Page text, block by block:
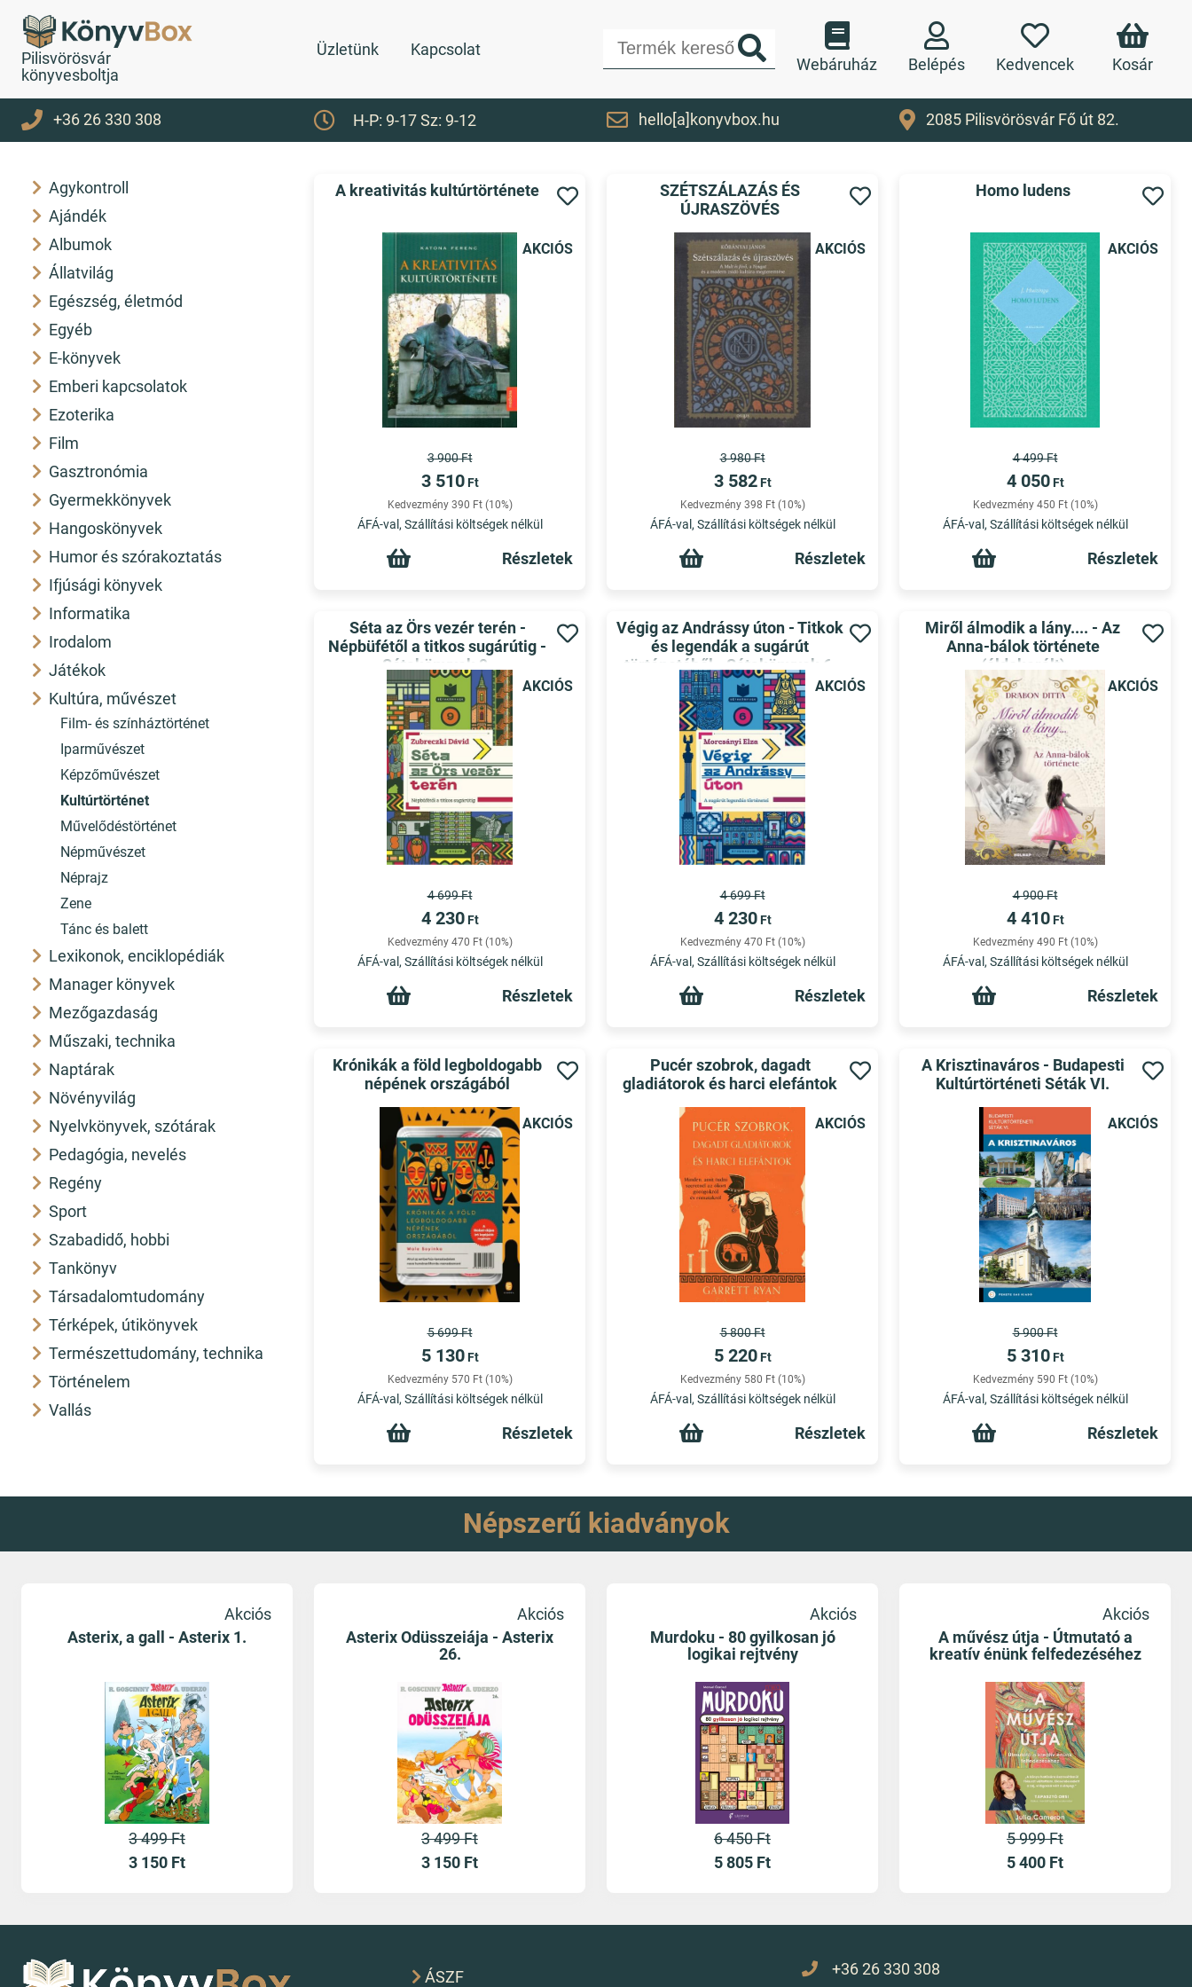
Pilisvörösvár
könyvesboltja
Üzletünk
Kapcsolat
Webáruház
Belépés Kedvencek Kosár
+36 26 330 308 H-P: 9-17 Sz: 9-12 hello[a]konyvbox.hu 2085 Pilisvörösvár Fő út 82.
Agykontroll
Ajándék
Albumok
Állatvilág
Egészség, életmód
Egyéb
E-könyvek
Emberi kapcsolatok
Ezoterika
Film
Gasztronómia
Gyermekkönyvek
Hangoskönyvek
Humor és szórakoztatás
Ifjúsági könyvek
Informatika
Irodalom
Játékok
Kultúra, művészet
Film- és színháztörténet
Iparművészet
Képzőművészet
Kultúrtörténet
Művelődéstörténet
Népművészet
Néprajz
Zene
Tánc és balett
Lexikonok, enciklopédiák
Manager könyvek
Mezőgazdaság
Műszaki, technika
Naptárak
Növényvilág
Nyelvkönyvek, szótárak
Pedagógia, nevelés
Regény
Sport
Szabadidő, hobbi
Tankönyv
Társadalomtudomány
Térképek, útikönyvek
Természettudomány, technika
Történelem
Vallás
AKCIÓS
A kreativitás kultúrtörténete
3 900 Ft
3 510 Ft
Kedvezmény 390 Ft (10%)
ÁFÁ-val, Szállítási költségek nélkül
Részletek
AKCIÓS
SZÉTSZÁLAZÁS ÉS
ÚJRASZÖVÉS
3 980 Ft
3 582 Ft
Kedvezmény 398 Ft (10%)
ÁFÁ-val, Szállítási költségek nélkül
Részletek
AKCIÓS
Homo ludens
4 499 Ft
4 050 Ft
Kedvezmény 450 Ft (10%)
ÁFÁ-val, Szállítási költségek nélkül
Részletek
AKCIÓS
Séta az Örs vezér terén -
Népbüfétől a titkos sugárútig -
Sétakönyvek 9.
4 699 Ft
4 230 Ft
Kedvezmény 470 Ft (10%)
ÁFÁ-val, Szállítási költségek nélkül
Részletek
AKCIÓS
Végig az Andrássy úton - Titkok
és legendák a sugárút
történetéből - Sétakönyvek 6.
4 699 Ft
4 230 Ft
Kedvezmény 470 Ft (10%)
ÁFÁ-val, Szállítási költségek nélkül
Részletek
AKCIÓS
Miről álmodik a lány.... - Az
Anna-bálok története
(éldekorált)
4 900 Ft
4 410 Ft
Kedvezmény 490 Ft (10%)
ÁFÁ-val, Szállítási költségek nélkül
Részletek
AKCIÓS
Krónikák a föld legboldogabb
népének országából
5 699 Ft
5 130 Ft
Kedvezmény 570 Ft (10%)
ÁFÁ-val, Szállítási költségek nélkül
Részletek
AKCIÓS
Pucér szobrok, dagadt
gladiátorok és harci elefántok
5 800 Ft
5 220 Ft
Kedvezmény 580 Ft (10%)
ÁFÁ-val, Szállítási költségek nélkül
Részletek
AKCIÓS
A Krisztinaváros - Budapesti
Kultúrtörténeti Séták VI.
5 900 Ft
5 310 Ft
Kedvezmény 590 Ft (10%)
ÁFÁ-val, Szállítási költségek nélkül
Részletek
Népszerű kiadványok
Asterix, a gall - Asterix 1.
Akciós
3 499 Ft
3 150 Ft
Asterix Odüsszeiája - Asterix
26.
Akciós
3 499 Ft
3 150 Ft
Murdoku - 80 gyilkosan jó
logikai rejtvény
Akciós
6 450 Ft
5 805 Ft
A művész útja - Útmutató a
kreatív énünk felfedezéséhez
Akciós
5 999 Ft
5 400 Ft
ÁSZF +36 26 330 308